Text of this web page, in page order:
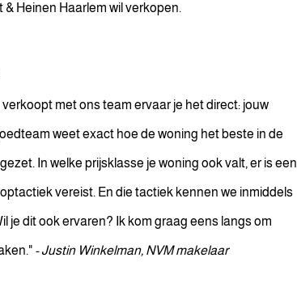
& Heinen Haarlem wil verkopen.
verkoopt met ons team ervaar je het direct: jouw
weet exact hoe de woning het beste in de
In welke prijsklasse je woning ook valt, er is een
vereist. En die tactiek kennen we inmiddels
je dit ook ervaren? Ik kom graag eens langs om
- Justin Winkelman, NVM makelaar